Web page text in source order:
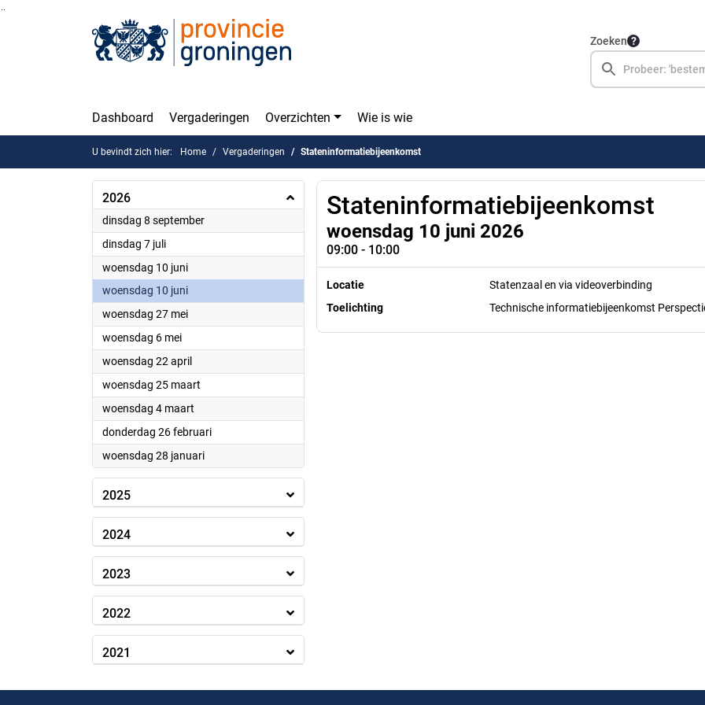
Ga naar de inhoud van deze pagina
Zoeken
Dashboard Vergaderingen Overzichten Wie is wie
U bevindt zich hier: Home Vergaderingen Stateninformatiebijeenkomst
2026
dinsdag 8 september2026
dinsdag 7 juli2026
woensdag 10 juni2026
woensdag 10 juni2026
woensdag 27 mei2026
woensdag 6 mei2026
woensdag 22 april2026
woensdag 25 maart
woensdag 4 maart
donderdag 26 februari2026
woensdag 28 januari2026
2025
2024
2023
2022
2021
Stateninformatiebijeenkomst
woensdag 10 juni 2026
09:00 - 10:00
Locatie
Statenzaal en via videoverbinding
Toelichting
Technische informatiebijeenkomst